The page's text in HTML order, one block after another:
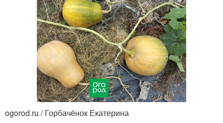
ogorod.ru / Горбачёнок Екатерина